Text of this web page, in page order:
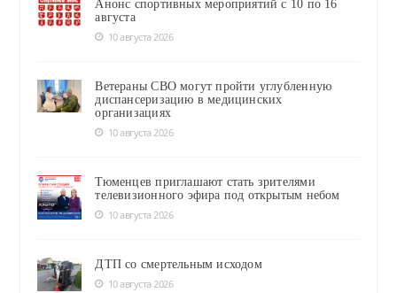
Анонс спортивных мероприятий с 10 по 16
августа
10 августа 2026
Ветераны СВО могут пройти углубленную
диспансеризацию в медицинских
организациях
10 августа 2026
Тюменцев приглашают стать зрителями
телевизионного эфира под открытым небом
10 августа 2026
ДТП со смертельным исходом
10 августа 2026